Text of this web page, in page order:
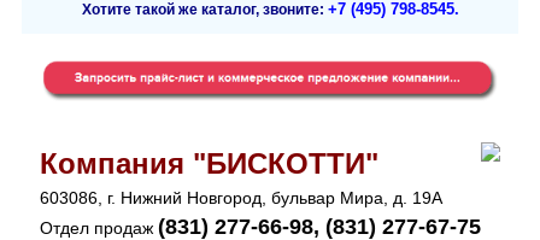
Хотите такой же каталог, звоните: +7 (495) 798-8545.
Компания "БИСКОТТИ"
603086, г. Нижний Новгород, бульвар Мира, д. 19А
Отдел продаж (831) 277-66-98, (831) 277-67-75